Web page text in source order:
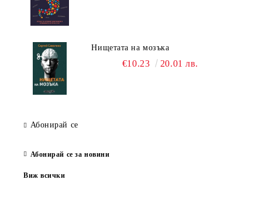
Нищетата на мозъка
€10.23 20.01 лв.
Абонирай се
Абонирай се за новини
Виж всички